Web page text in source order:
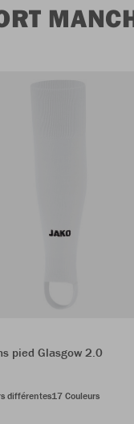
pied Glasgow 2.0
différentes17 Couleurs